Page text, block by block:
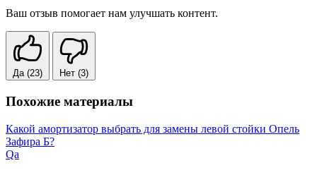
Ваш отзыв помогает нам улучшать контент.
Да (23) Нет (3)
Похожие материалы
Какой амортизатор выбрать для замены левой стойки Опель
Зафира Б?
Qa